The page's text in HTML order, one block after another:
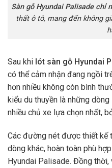
Sàn gỗ Hyundai Palisade chỉ
thất ô tô, mang đến không
Sau khi lót sàn gỗ Hyundai
có thể cảm nhận đang ngồi
hơn nhiều không còn bình
kiểu du thuyền là những
nhiều chủ xe lựa chọn nhất,
Các đường nét được thiết kế
dòng khác, hoàn toàn phù
Hyundai Palisade. Đồng